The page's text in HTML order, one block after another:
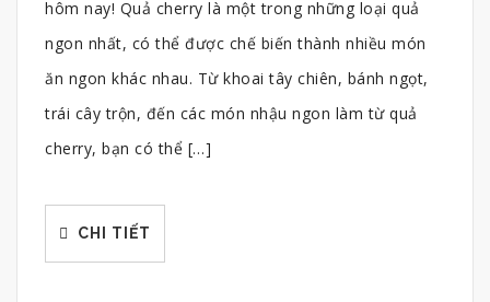
hôm nay! Quả cherry là một trong những loại quả
ngon nhất, có thể được chế biến thành nhiều món
ăn ngon khác nhau. Từ khoai tây chiên, bánh ngọt,
trái cây trộn, đến các món nhậu ngon làm từ quả
cherry, bạn có thể […]
CHI TIẾT